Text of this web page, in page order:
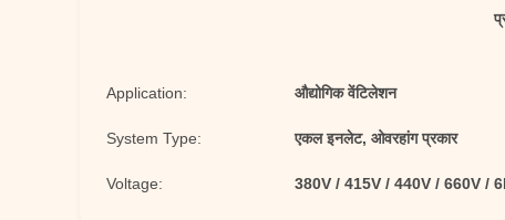
Application: औद्योगिक वेंटिलेशन
System Type: एकल इनलेट, ओवरहांग प्रकार
Voltage: 380V / 415V / 440V / 660V /